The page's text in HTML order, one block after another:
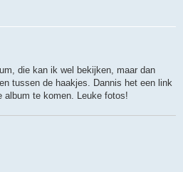
die kan ik wel bekijken, maar dan
tussen de haakjes. Dannis het een link
te komen. Leuke fotos!